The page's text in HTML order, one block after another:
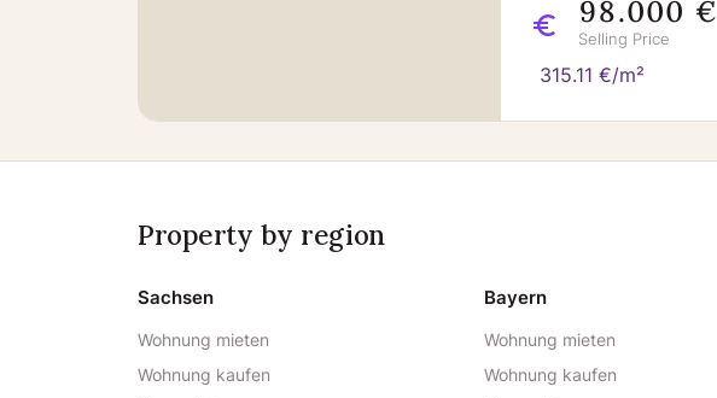
98.000 €
Selling Price
315.11 €/m²
Property by region
Sachsen
Wohnung mieten
Wohnung kaufen
Bayern
Wohnung mieten
Wohnung kaufen